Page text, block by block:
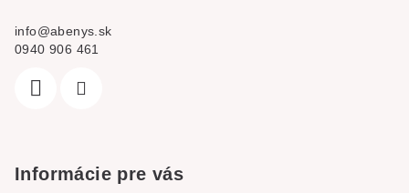
info@abenys.sk
0940 906 461
Informácie pre vás